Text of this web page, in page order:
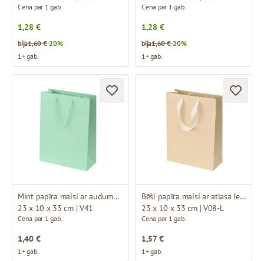
Cena par 1 gab.
1,28 €
bija1,60 €-20%
1+ gab.
Cena par 1 gab.
1,28 €
bija1,60 €-20%
1+ gab.
Mint papīra maisi ar auduma rokturiem
23 x 10 x 33 cm | V41
Cena par 1 gab.
1,40 €
1+ gab.
Bēši papīra maisi ar atlasa lentes rokturiem
23 x 10 x 33 cm | V08-L
Cena par 1 gab.
1,57 €
1+ gab.